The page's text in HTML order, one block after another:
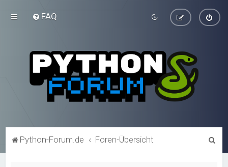
FAQ
Python-Forum.de Foren-Übersicht